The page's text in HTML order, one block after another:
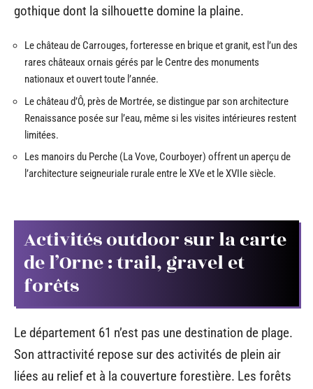
gothique dont la silhouette domine la plaine.
Le château de Carrouges, forteresse en brique et granit, est l’un des
rares châteaux ornais gérés par le Centre des monuments
nationaux et ouvert toute l’année.
Le château d’Ô, près de Mortrée, se distingue par son architecture
Renaissance posée sur l’eau, même si les visites intérieures restent
limitées.
Les manoirs du Perche (La Vove, Courboyer) offrent un aperçu de
l’architecture seigneuriale rurale entre le XVe et le XVIIe siècle.
Activités outdoor sur la carte
de l’Orne : trail, gravel et
forêts
Le département 61 n’est pas une destination de plage.
Son attractivité repose sur des activités de plein air
liées au relief et à la couverture forestière. Les forêts